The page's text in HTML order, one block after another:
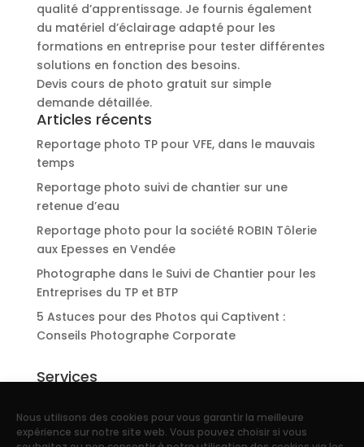
Nous utilisons des cookies pour vous garantir la meilleure
expérience sur notre site web. Vous pouvez choisir si vous
qualité d’apprentissage. Je fournis également
du matériel d’éclairage adapté pour les
formations en entreprise pour tester différentes
solutions en fonction des besoins.
Devis cours de photo gratuit sur simple
demande détaillée.
Articles récents
Reportage photo TP pour VFE, dans le mauvais
temps
Reportage photo suivi de chantier sur une
retenue d’eau
Reportage photo pour la société ROBIN Tôlerie
aux Epesses en Vendée
Photographe dans le Suivi de Chantier pour les
Entreprises du TP et BTP
5 Astuces pour des Photos qui Captivent :
Conseils Photographe Corporate
Services
Portraits photo de collaborateurs